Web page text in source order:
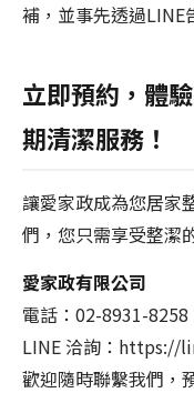
補，並事先透過LINE
立即預約，體
期清潔服務！
讓愛家政成為您居家
們，您只需享受整潔
愛家政有限公司
電話：02-8931-8258
LINE 洽詢：https://
歡迎隨時聯繫我們，